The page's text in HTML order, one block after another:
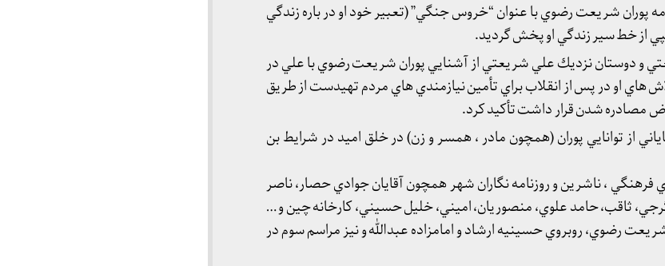
پوران شريعت رضوي با عنوان “خروس جنگي” (تعبير خود او در باره زندگي
از خط سير زندگي او پخش گرديد.
و دوستان نزديك علي شريعتي از آشنايي پوران شريعت رضوي با علي در
او در پس از انقلاب براي تأمين نيازمندي هاي مردم تهيدست از طريق
مصادره شدن قرار داشت تأكيد كرد.
از توانايي پوران (همچون مادر ، همسر و زن) در خلق اميد در شرايط بن
، ناشرين و روزنامه نگاران شهر همچون آقايان جوادي حصار، ناصر
ثاقب، حامد علوي، منصوريان، اميني، خليل حسيني، كارخانه چين و …
رضوي، روبروي حسينيه ارشاد و امامزاده عبدالله و نيز مراسم سوم در